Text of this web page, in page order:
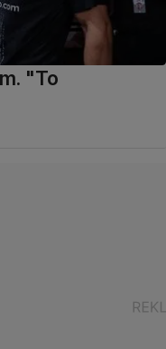
"To